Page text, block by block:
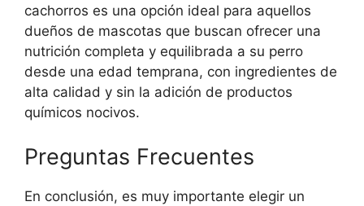
cachorros es una opción ideal para aquellos
dueños de mascotas que buscan ofrecer una
nutrición completa y equilibrada a su perro
desde una edad temprana, con ingredientes de
alta calidad y sin la adición de productos
químicos nocivos.
Preguntas Frecuentes
En conclusión, es muy importante elegir un